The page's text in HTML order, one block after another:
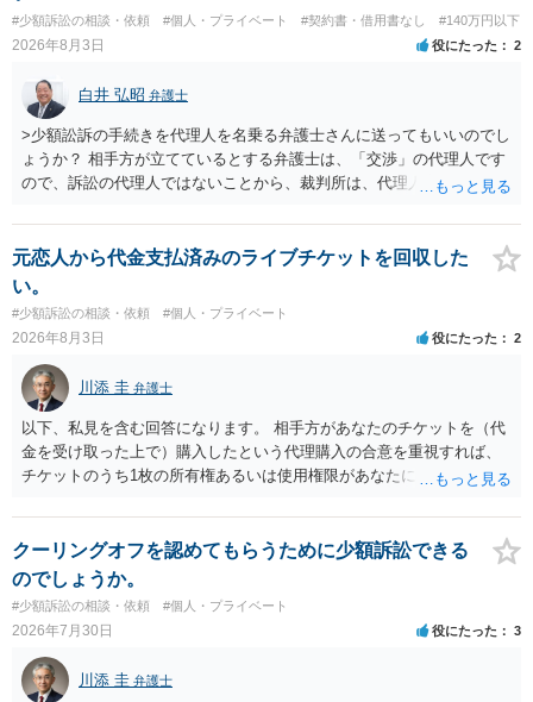
いても併せて請求する予定ですので、あらかじめ申し添えます。 本件
は、貴殿自らが契約を解約したことによって生じた返還義務の履行を
求めるものにすぎません。貴殿の仕入先との取引関係や返金時期など
の内部事情は、私に対する返還義務の発生や履行時期には何ら影響を
及ぼすものではありません。 これ以上、本件の解決を不必要に遅延さ
せることなく、誠意をもって速やかに返金手続を履行されるよう、強
く求めます。 以上
#少額訴訟の相談・依頼 #個人・プライベート #契約書・借用書なし #140万円以下
2026年8月3日 役にたった 2
白井 弘昭 弁護士
>少額訟訴の手続きを代理人を名乗る弁護士さんに送ってもいいのでし
ょうか？ 相手方が立てているとする弁護士は、「交渉」の代理人です
ので、訴訟の代理人ではないことから、裁判所は、代理人宛ての訴状
ている場合は、相手方（被告）の住所で訴状を作成提出し、裁判所に
代理人が就いていたことを知らせると（訴状の記載内容から明らかな
場合も）、裁判所が当該代理人弁護士に事前連絡し、引き続き訴訟も
受任するかを聞いたうえで、受任の意志が明らかになったところで、
直接被告に送達するのではなく、代理人に訴状の受領を促すこともあ
ります。 ラインのやり取りでしか証拠がないと、実際の本人性が明ら
かではありません。もちろん弁護士（２０万円の請求で代理人弁護士
に委任するかも疑わしいのですが）も住所は明らかにしないでしょ
う。 何か本人を示す事実（振込先などの情報）から、相手の住所等の
情報を割り出していくしかないように思えます。 以上、ご参考まで。
元恋人から代金支払済みのライブチケットを回収した
い。
#少額訴訟の相談・依頼 #個人・プライベート
2026年8月3日 役にたった 2
川添 圭 弁護士
以下、私見を含む回答になります。 相手方があなたのチケットを（代
金を受け取った上で）購入したという代理購入の合意を重視すれば、
チケットのうち1枚の所有権あるいは使用権限があなたにあり、チケッ
す。 一方、このチケット購入には「相手方と一緒に行く」という合意
も付随していたことを無視することができません。こちらを重視すれ
ば、交際を終了させたことにより「一緒に行く」という結果の実現に
重大な障害が発生しており、当然にチケットを引き渡すべきといえる
かは微妙であり、むしろ返金すべきとするのが当事者の合理的意思に
合致するのではないか、という判断に傾くことになると思います。 例
えば、当該チケットが座席指定である場合、交際を解消した2人が当日
隣り合わせになることは避けたいという心理が働くことも無理からぬ
クーリングオフを認めてもらうために少額訴訟できる
のでしょうか。
#少額訴訟の相談・依頼 #個人・プライベート
2026年7月30日 役にたった 3
川添 圭 弁護士